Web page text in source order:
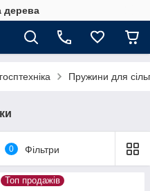
дерева
Пружини для
0 Фільтри
Топ продажів